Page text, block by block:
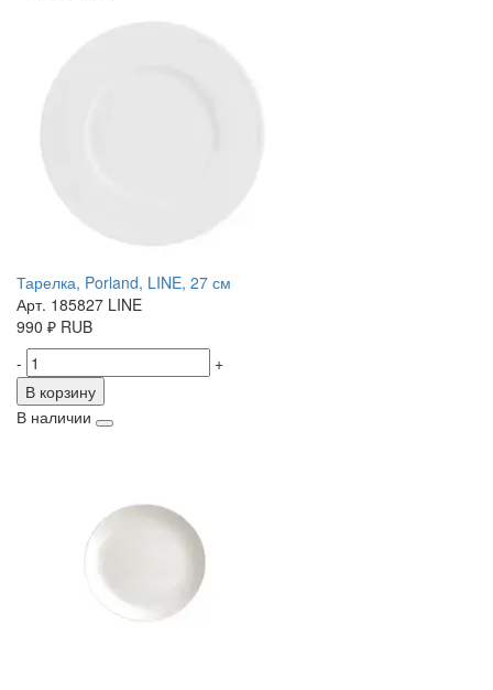
Тарелка, Porland, LINE, 27 см
Арт. 185827 LINE
990 ₽ RUB
-
+
В корзину
В наличии